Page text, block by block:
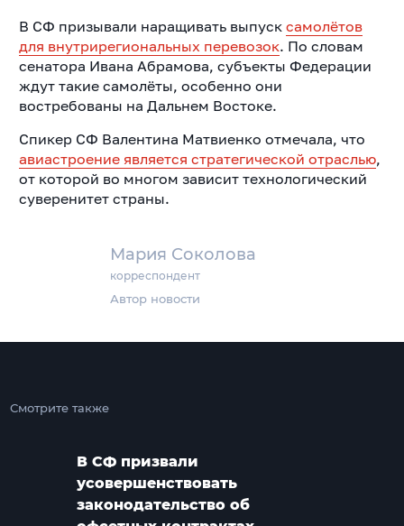
Мария Соколова
корреспондент
Автор новости
В СФ призывали наращивать выпуск самолётов
для внутрирегиональных перевозок. По словам
сенатора Ивана Абрамова, субъекты Федерации
ждут такие самолёты, особенно они
востребованы на Дальнем Востоке.
Спикер СФ Валентина Матвиенко отмечала, что
авиастроение является стратегической отраслью,
от которой во многом зависит технологический
суверенитет страны.
Смотрите также
В СФ призвали
усовершенствовать
законодательство об